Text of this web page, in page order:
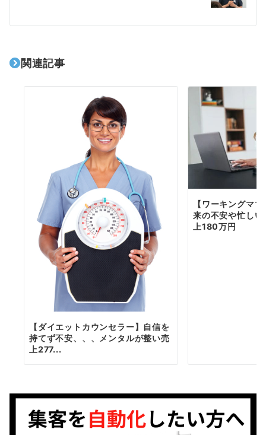
シ
ン関連記事
【ダイエットカウンセラー】自信を
持てず不安、、、メンタルが整い売
上277...
【ワーキングマ
来の不安や忙し
上180万円